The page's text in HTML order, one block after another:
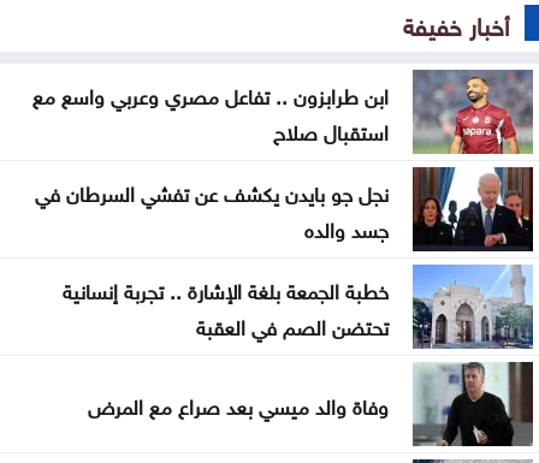
الله يلعن الشبح
نتائج التوجيهي 2026 في الأردن اليوم .. رابط الاستعلام
الرسمي
منع مواطن من السلام على العيسوي .. وما فعله رئيس
الديوان يشعل التفاعل
حشد أكثر من مئتي عنصر إطفاء لإخماد حريق في جنوب
فرنسا
متحدث عسكري يمني: الحوثيون يستأنفون هجماتهم
على ميناء المخا
أخبار خفيفة
ابن طرابزون .. تفاعل مصري وعربي واسع مع
استقبال صلاح
نجل جو بايدن يكشف عن تفشي السرطان في
جسد والده
خطبة الجمعة بلغة الإشارة .. تجربة إنسانية
تحتضن الصم في العقبة
وفاة والد ميسي بعد صراع مع المرض